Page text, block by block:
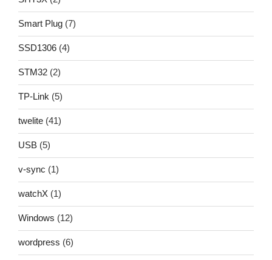
Smart Plug (7)
SSD1306 (4)
STM32 (2)
TP-Link (5)
twelite (41)
USB (5)
v-sync (1)
watchX (1)
Windows (12)
wordpress (6)